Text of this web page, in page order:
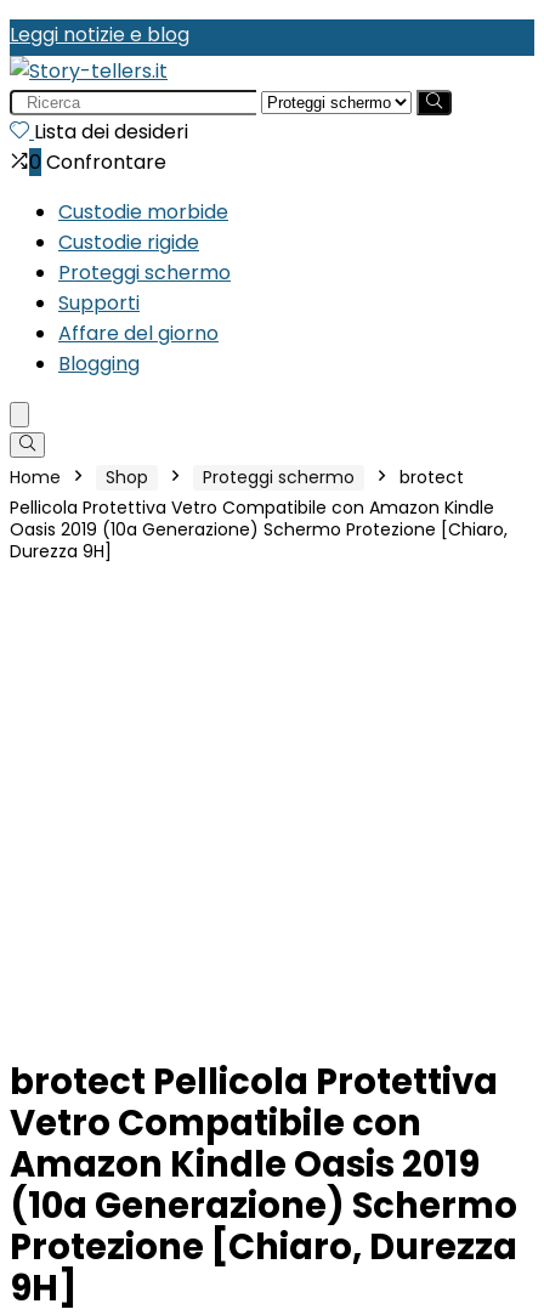
Leggi notizie e blog
Search
for:Lista dei desideri
0 Confrontare
Custodie morbide
Custodie rigide
Proteggi schermo
Supporti
Affare del giorno
Blogging
Home Shop Proteggi schermo
brotect
Pellicola Protettiva Vetro Compatibile con Amazon Kindle
Oasis 2019 (10a Generazione) Schermo Protezione [Chiaro,
Durezza 9H]
brotect Pellicola Protettiva
Vetro Compatibile con
Amazon Kindle Oasis 2019
(10a Generazione) Schermo
Protezione [Chiaro, Durezza
9H]